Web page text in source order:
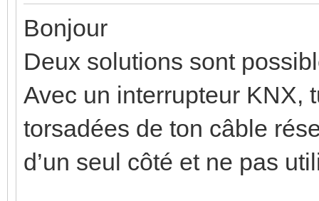
Bonjour
Deux solutions sont
Avec un interrupteur KNX,
torsadées de ton câble
d’un seul côté et ne pas